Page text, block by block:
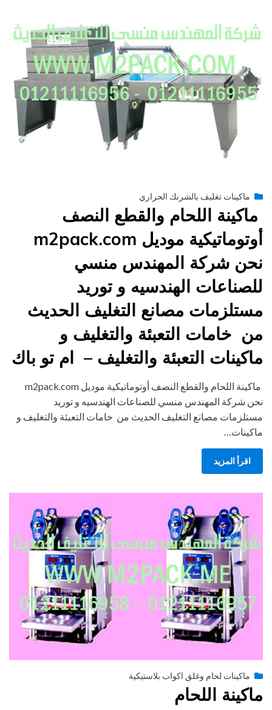
byengmansyPosted
يونيو 29, 2015
ماكينات تغليف بالشرنك الحراري
ماكينة اللحام والقطع النصف
أوتوماتيكية موديل m2pack.com
نحن شركة المهندس منسي
للصناعات الهندسيه و توريد
مستلزمات مصانع التغليف الحديث
من خامات التعبئة والتغليف و
ماكينات التعبئة والتغليف – ام تو باك
ماكينة اللحام والقطع النصف أوتوماتيكية موديل m2pack.com
نحن شركة المهندس منسي للصناعات الهندسيه و توريد
مستلزمات مصانع التغليف الحديث من خامات التعبئة والتغليف و
ماكينات…
اقرأ المزيد
byengmansyPosted
يونيو 29, 2015
ماكينات لحام وغلق اكواب بلاستيكية
ماكينة اللحام